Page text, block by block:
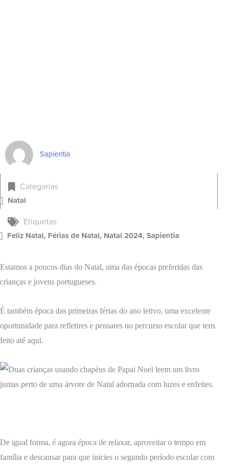
Sapientia
Categorias
Natal
Etiquetas
Feliz Natal, Férias de Natal, Natal 2024, Sapientia
Estamos a poucos dias do Natal, uma das épocas preferidas das
crianças e jovens portugueses.
É também época das primeiras férias do ano letivo, uma excelente
oportunidade para refletires e pensares no percurso escolar que tens
feito até aqui.
De igual forma, é agora época de relaxar, aproveitar o tempo em
família e descansar para que inicies o segundo período escolar com